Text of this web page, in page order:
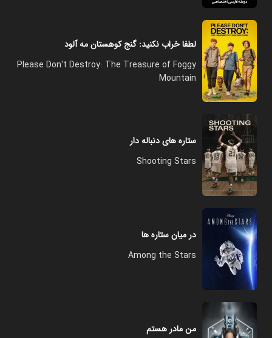
لطفا خراب نکنید: گنج کوهستان مه آلود
Please Don't Destroy: The Treasure of Foggy
Mountain
ستاره های دنباله دار
Shooting Stars
در میان ستاره ها
Among the Stars
من مادر هستم